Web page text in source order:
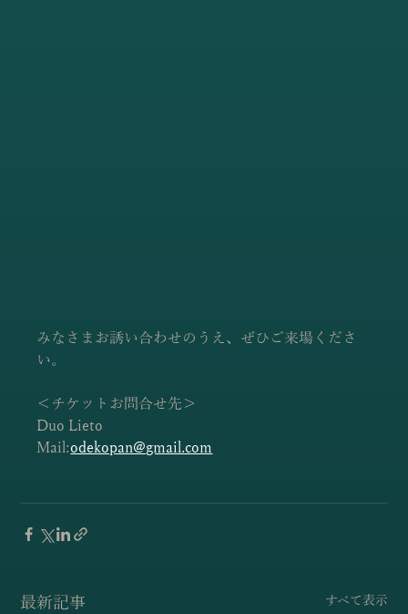
みなさまお誘い合わせのうえ、ぜひご来場くださ
い。
＜チケットお問合せ先＞
Duo Lieto
Mail:odekopan@gmail.com
最新記事 すべて表示